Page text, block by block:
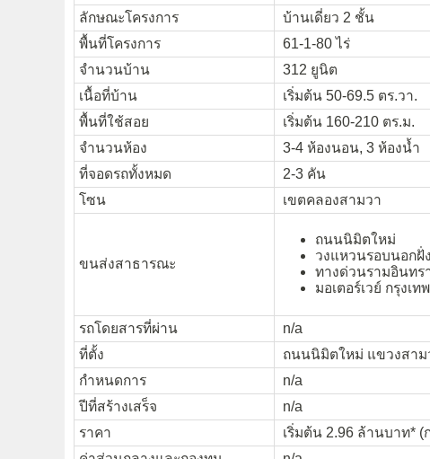
ลักษณะโครงการ
บ้านเดี่ยว 2 ชั้น
พื้นที่โครงการ
61-1-80 ไร่
จำนวนบ้าน
312 ยูนิต
เนื้อที่บ้าน
เริ่มต้น 50-69.5 ตร.วา.
พื้นที่ใช้สอย
เริ่มต้น 160-210 ตร.ม.
จำนวนห้อง
3-4 ห้องนอน, 3 ห้องน้ำ
ที่จอดรถทั้งหมด
2-3 คัน
โซน
เขตคลองสามวา
ขนส่งสาธารณะ
ถนนนิมิตใหม่
วงแหวนรอบนอกฝั่
ทางด่วนรามอินทร
มอเตอร์เวย์ กรุงเท
รถโดยสารที่ผ่าน
n/a
ที่ตั้ง
ถนนนิมิตใหม่ แขวงสาม
กำหนดการ
n/a
ปีที่สร้างเสร็จ
n/a
ราคา
เริ่มต้น 2.96 ล้านบาท* (